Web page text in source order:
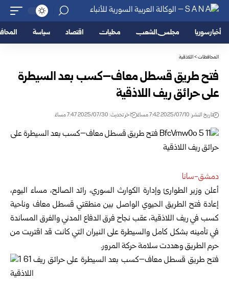
أخبار سوريا مجلس الشعب محليات اقتصاد سياسة
المحافظات>اللاذقية
فتح طريق قسطل معاف–كسب بعد السيطرة
على حرائق ريف اللاذقية
تاريخ النشر: 2025/07/10 7:42 مساءً اخر تحديث: 2025/07/30 7:47 مساءً
دمشق-سانا
أعلن وزير الطوارئ وإدارة الكوارث السوري، رائد الصالح، مساء اليوم،
إعادة فتح الطريق الحيوي الواصل بين منطقتي قسطل معاف وناحية
كسب في ريف اللاذقية، عقب نجاح فرق الدفاع المدني والفرق المساندة
في تأمينه بشكل كامل والسيطرة على النيران التي كانت قد اقتربت من
حرم الطريق وهددت سلامة حركة المرور.